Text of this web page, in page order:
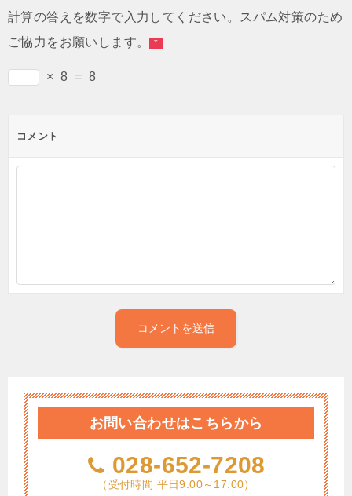
計算の答えを数字で入力してください。スパム対策のため
ご協力をお願いします。 *
× 8 = 8
コメント
お問い合わせはこちらから
028-652-7208
（受付時間 平日9:00～17:00）